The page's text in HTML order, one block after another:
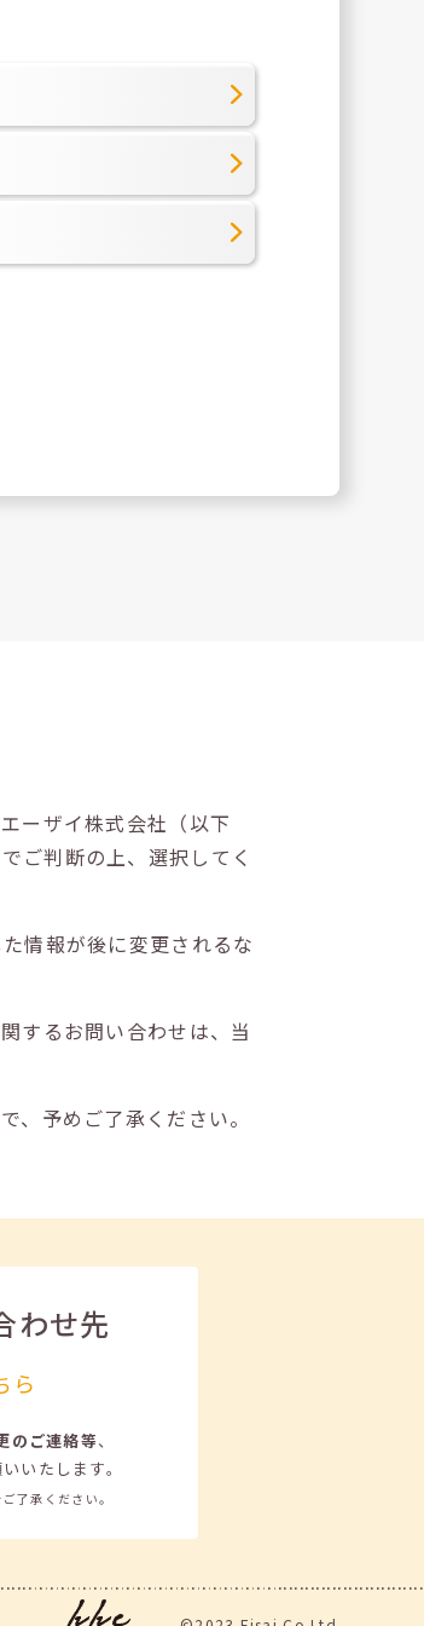
ーザイ株式会社（以下
ご判断の上、選択してく
情報が後に変更されるな
するお問い合わせは、当
、予めご了承ください。
わせ先
ら
のご連絡等、
いたします。
了承ください。